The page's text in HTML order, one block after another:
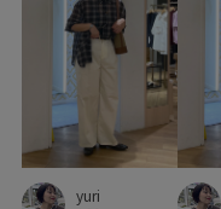
差し色 抜け感
肌馴染が良い 薄手
長財布 靴
yuri